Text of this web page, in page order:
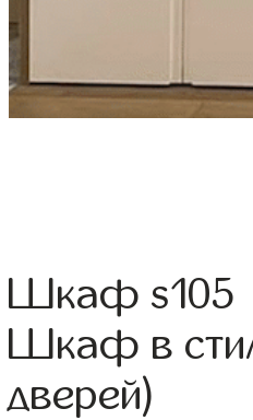
Шкаф s105
Шкаф в
дверей)